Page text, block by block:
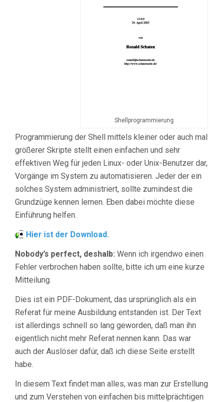
Shellprogrammierung
Programmierung der Shell mittels kleiner oder auch mal
größerer Skripte stellt einen einfachen und sehr
effektiven Weg für jeden Linux- oder Unix-Benutzer dar,
Vorgänge im System zu automatisieren. Jeder der ein
solches System administriert, sollte zumindest die
Grundzüge kennen lernen. Eben dabei möchte diese
Einführung helfen.
Hier ist der Download.
Nobody’s perfect, deshalb: Wenn ich irgendwo einen
Fehler verbrochen haben sollte, bitte ich um eine kurze
Mitteilung.
Dies ist ein PDF-Dokument, das ursprünglich als ein
Referat für meine Ausbildung entstanden ist. Der Text
ist allerdings schnell so lang geworden, daß man ihn
eigentlich nicht mehr Referat nennen kann. Das war
auch der Auslöser dafür, daß ich diese Seite erstellt
habe.
In diesem Text findet man alles, was man zur Erstellung
und zum Verstehen von einfachen bis mittelprächtigen